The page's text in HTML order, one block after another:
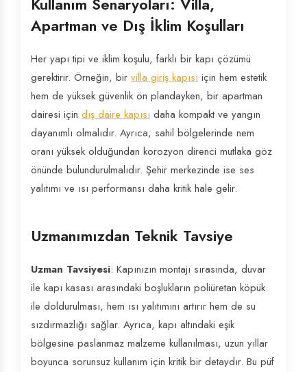
Apartman ve Dış İklim Koşulları
Her yapı tipi ve iklim koşulu, farklı bir kapı çözümü
gerektirir. Örneğin, bir villa giriş kapısı için hem estetik
hem de yüksek güvenlik ön plandayken, bir apartman
dairesi için dış daire kapısı daha kompakt ve yangın
dayanımlı olmalıdır. Ayrıca, sahil bölgelerinde nem
oranı yüksek olduğundan korozyon direnci mutlaka göz
önünde bulundurulmalıdır. Şehir merkezinde ise ses
yalıtımı ve ısı performansı daha kritik hale gelir.
Uzmanımızdan Teknik Tavsiye
Uzman Tavsiyesi: Kapınızın montajı sırasında, duvar
ile kapı kasası arasındaki boşlukların poliüretan köpük
ile doldurulması, hem ısı yalıtımını artırır hem de su
sızdırmazlığı sağlar. Ayrıca, kapı altındaki eşik
bölgesine paslanmaz malzeme kullanılması, uzun yıllar
boyunca sorunsuz kullanım için kritik bir detaydır. Bu püf